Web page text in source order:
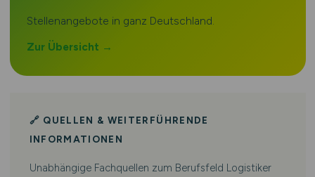
Stellenangebote in ganz Deutschland.
Zur Übersicht →
🔗 QUELLEN & WEITERFÜHRENDE
INFORMATIONEN
Unabhängige Fachquellen zum Berufsfeld Logistiker